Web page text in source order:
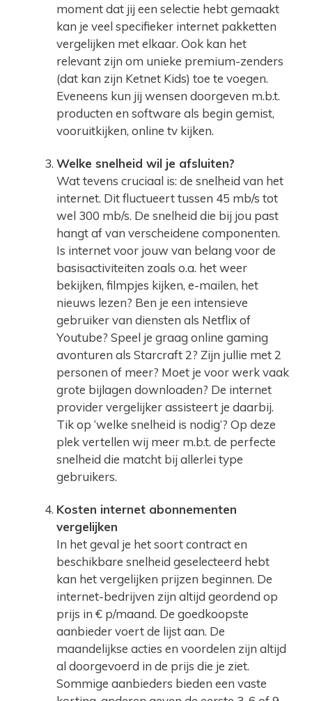
moment dat jij een selectie hebt gemaakt
kan je veel specifieker internet pakketten
vergelijken met elkaar. Ook kan het
relevant zijn om unieke premium-zenders
(dat kan zijn Ketnet Kids) toe te voegen.
Eveneens kun jij wensen doorgeven m.b.t.
producten en software als begin gemist,
vooruitkijken, online tv kijken.
Welke snelheid wil je afsluiten?
Wat tevens cruciaal is: de snelheid van het
internet. Dit fluctueert tussen 45 mb/s tot
wel 300 mb/s. De snelheid die bij jou past
hangt af van verscheidene componenten.
Is internet voor jouw van belang voor de
basisactiviteiten zoals o.a. het weer
bekijken, filmpjes kijken, e-mailen, het
nieuws lezen? Ben je een intensieve
gebruiker van diensten als Netflix of
Youtube? Speel je graag online gaming
avonturen als Starcraft 2? Zijn jullie met 2
personen of meer? Moet je voor werk vaak
grote bijlagen downloaden? De internet
provider vergelijker assisteert je daarbij.
Tik op ‘welke snelheid is nodig’? Op deze
plek vertellen wij meer m.b.t. de perfecte
snelheid die matcht bij allerlei type
gebruikers.
Kosten internet abonnementen
vergelijken
In het geval je het soort contract en
beschikbare snelheid geselecteerd hebt
kan het vergelijken prijzen beginnen. De
internet-bedrijven zijn altijd geordend op
prijs in € p/maand. De goedkoopste
aanbieder voert de lijst aan. De
maandelijkse acties en voordelen zijn altijd
al doorgevoerd in de prijs die je ziet.
Sommige aanbieders bieden een vaste